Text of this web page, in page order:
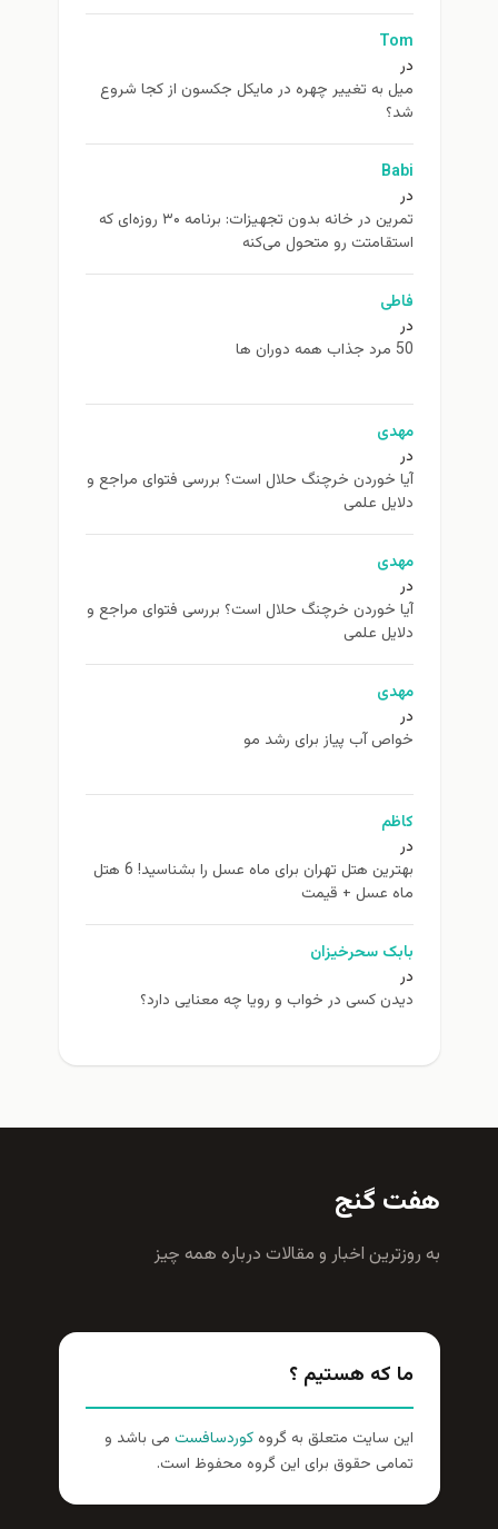
Tom
در
ميل به تغيير چهره در مایکل جکسون از كجا شروع
شد؟
Babi
در
تمرین در خانه بدون تجهیزات: برنامه ۳۰ روزه‌ای که
استقامتت رو متحول می‌کنه
فاطی
در
50 مرد جذاب همه دوران ها
مهدی
در
آیا خوردن خرچنگ حلال است؟ بررسی فتوای مراجع و
دلایل علمی
مهدی
در
آیا خوردن خرچنگ حلال است؟ بررسی فتوای مراجع و
دلایل علمی
مهدی
در
خواص آب پیاز برای رشد مو
کاظم
در
بهترین هتل تهران برای ماه عسل را بشناسید! 6 هتل
ماه عسل + قیمت
بابک سحرخیزان
در
دیدن کسی در خواب و رویا چه معنایی دارد؟
هفت گنج
به روزترين اخبار و مقالات درباره همه چيز
ما که هستیم ؟
این سایت متعلق به گروهکوردسافست می باشد و
تمامی حقوق برای این گروه محفوظ است.